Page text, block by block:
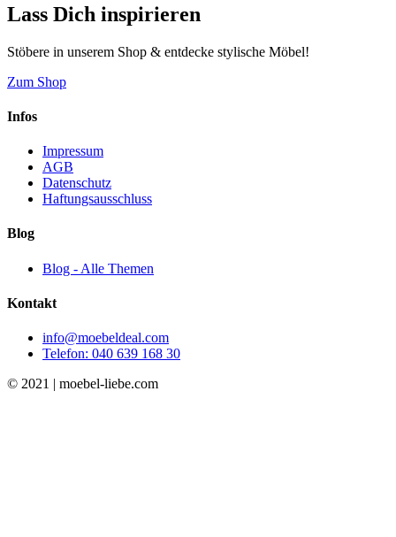
Lass Dich inspirieren
Stöbere in unserem Shop & entdecke stylische Möbel!
Zum Shop
Infos
Impressum
AGB
Datenschutz
Haftungsausschluss
Blog
Blog - Alle Themen
Kontakt
info@moebeldeal.com
Telefon: 040 639 168 30
© 2021 | moebel-liebe.com